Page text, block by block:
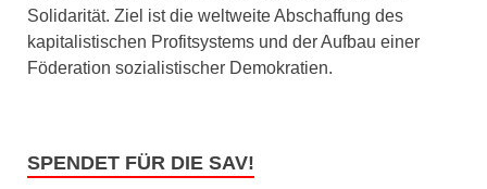
Solidarität. Ziel ist die weltweite Abschaffung des
kapitalistischen Profitsystems und der Aufbau einer
Föderation sozialistischer Demokratien.
SPENDET FÜR DIE SAV!